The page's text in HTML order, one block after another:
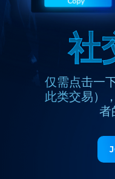
ελληνικά
Pilipinas
Türkmenler
Қазақша
社
社
仅需点击一
此类交易），
者